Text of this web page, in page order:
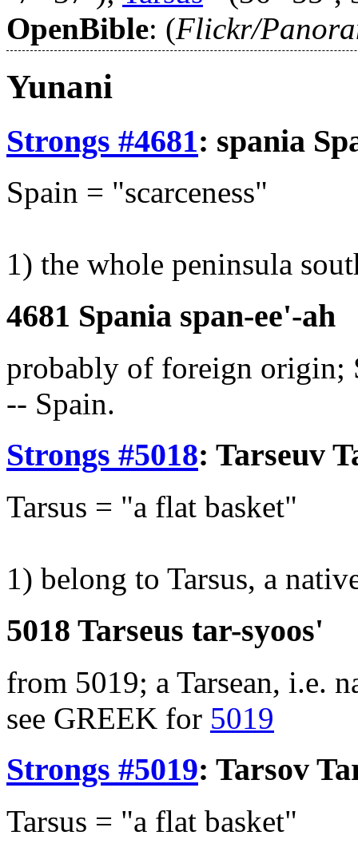
OpenBible: (Flickr/
Yunani
Strongs #4681: spania
Spain = "scarceness"
1) the whole peninsula
4681 Spania span-ee'-ah
probably of foreign origin;
-- Spain.
Strongs #5018: Tarseuv
Tarsus = "a flat basket"
1) belong to Tarsus, a
5018 Tarseus tar-syoos'
from 5019; a Tarsean, i.e.
see GREEK for 5019
Strongs #5019: Tarsov
Tarsus = "a flat basket"